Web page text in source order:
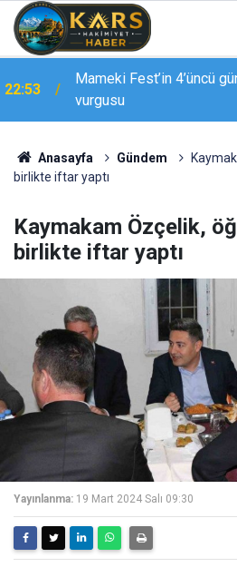
22:53
Mameki Fest’in 4’üncü
vurgusu
22:39
Kars-Akyaka yolcu treni
geçitte araç kuyruğu oluştu
Anasayfa Gündem
birlikte iftar yaptı
Kaymakam Özçelik,
birlikte iftar yaptı
Yayınlanma: 19 Mart 2024 Salı 09:30